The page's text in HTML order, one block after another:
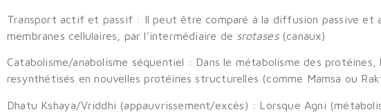
Transport actif et passif : Il peut être comparé à la diffusion passive
membranes cellulaires, par l’intermédiaire de srotases(canaux)
Catabolisme/anabolisme séquentiel : Dans le métabolisme des
resynthétisés en nouvelles protéines structurelles (comme Mamsa ou
Dhatu Kshaya/Vriddhi (appauvrissement/excès) : Lorsque Agni